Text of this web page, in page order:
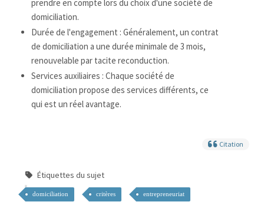
prendre en compte lors du choix d'une société de
domiciliation.
Durée de l'engagement : Généralement, un contrat
de domiciliation a une durée minimale de 3 mois,
renouvelable par tacite reconduction.
Services auxiliaires : Chaque société de
domiciliation propose des services différents, ce
qui est un réel avantage.
Citation
Étiquettes du sujet
domiciliation critères entrepreneuriat